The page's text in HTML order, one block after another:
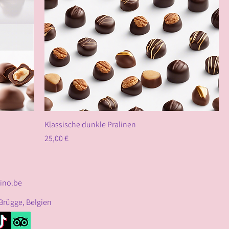
Klassische dunkle Pralinen
Preis
25,00 €
Belgien